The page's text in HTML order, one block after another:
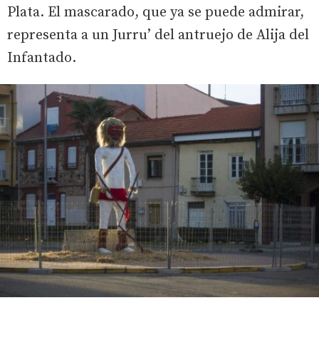
Plata. El mascarado, que ya se puede admirar,
representa a un Jurru’ del antruejo de Alija del
Infantado.